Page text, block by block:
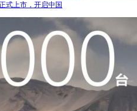
式上市，开启中国